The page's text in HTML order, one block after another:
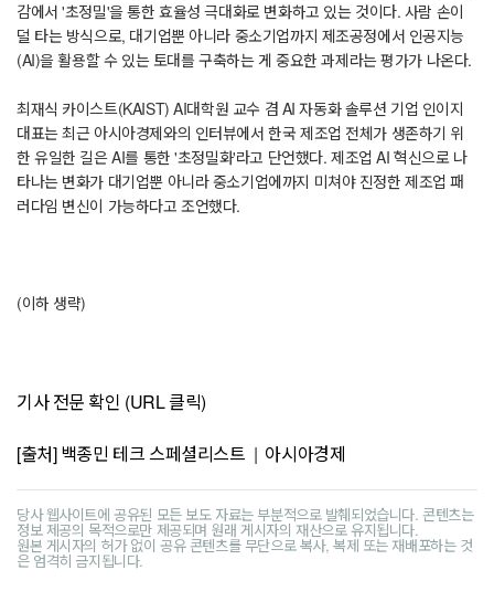
감에서 '초정밀'을 통한 효율성 극대화로 변화하고 있는 것이다. 사람 손이
덜 타는 방식으로, 대기업뿐 아니라 중소기업까지 제조공정에서 인공지능
(AI)을 활용할 수 있는 토대를 구축하는 게 중요한 과제라는 평가가 나온다.
최재식 카이스트(KAIST) AI대학원 교수 겸 AI 자동화 솔루션 기업 인이지
대표는 최근 아시아경제와의 인터뷰에서 한국 제조업 전체가 생존하기 위
한 유일한 길은 AI를 통한 '초정밀화'라고 단언했다. 제조업 AI 혁신으로 나
타나는 변화가 대기업뿐 아니라 중소기업에까지 미쳐야 진정한 제조업 패
러다임 변신이 가능하다고 조언했다.
(이하 생략)
기사 전문 확인 (URL 클릭)
[출처] 백종민 테크 스페셜리스트 | 아시아경제
당사 웹사이트에 공유된 모든 보도 자료는 부분적으로 발췌되었습니다. 콘텐츠는
정보 제공의 목적으로만 제공되며 원래 게시자의 재산으로 유지됩니다.
원본 게시자의 허가 없이 공유 콘텐츠를 무단으로 복사, 복제 또는 재배포하는 것
은 엄격히 금지됩니다.